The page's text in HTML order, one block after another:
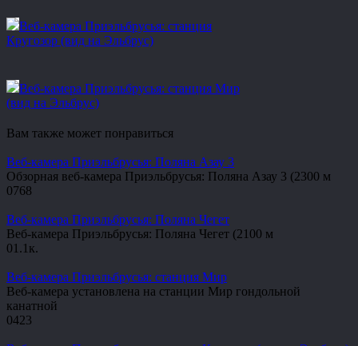
Веб-камера Приэльбрусья: станция
Кругозор (вид на Эльбрус)
Веб-камера Приэльбрусья: станция Мир
(вид на Эльбрус)
Вам также может понравиться
Веб-камера Приэльбрусья: Поляна Азау 3
Обзорная веб-камера Приэльбрусья: Поляна Азау 3 (2300 м
0768
Веб-камера Приэльбрусья: Поляна Чегет
Веб-камера Приэльбрусья: Поляна Чегет (2100 м
01.1к.
Веб-камера Приэльбрусья: станция Мир
Веб-камера установлена на станции Мир гондольной
канатной
0423